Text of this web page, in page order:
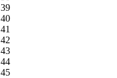
39
40
41
42
43
44
45